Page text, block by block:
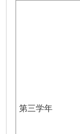
第三学年